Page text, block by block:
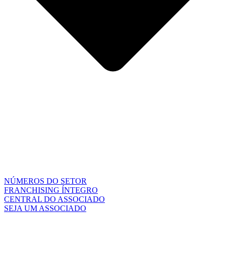
NÚMEROS DO SETOR
FRANCHISING ÍNTEGRO
CENTRAL DO ASSOCIADO
SEJA UM ASSOCIADO